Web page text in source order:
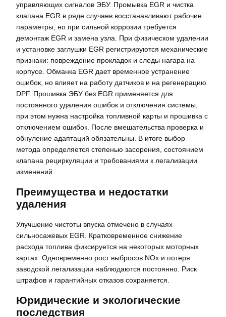
управляющих сигналов ЭБУ. Промывка EGR и чистка
клапана EGR в ряде случаев восстанавливают рабочие
параметры, но при сильной коррозии требуется
демонтаж EGR и замена узла. При физическом удалении
и установке заглушки EGR регистрируются механические
признаки: повреждение прокладок и следы нагара на
корпусе. Обманка EGR дает временное устранение
ошибок, но влияет на работу датчиков и на регенерацию
DPF. Прошивка ЭБУ без EGR применяется для
постоянного удаления ошибок и отключения системы,
при этом нужна настройка топливной карты и прошивка с
отключением ошибок. После вмешательства проверка и
обнуление адаптаций обязательны. В итоге выбор
метода определяется степенью засорения, состоянием
клапана рециркуляции и требованиями к легализации
изменений.
Преимущества и недостатки
удаления
Улучшение чистоты впуска отмечено в случаях
сильносажевых EGR. Кратковременное снижение
расхода топлива фиксируется на некоторых моторных
картах. Одновременно рост выбросов NOx и потеря
заводской легализации наблюдаются постоянно. Риск
штрафов и гарантийных отказов сохраняется.
Юридические и экологические
последствия